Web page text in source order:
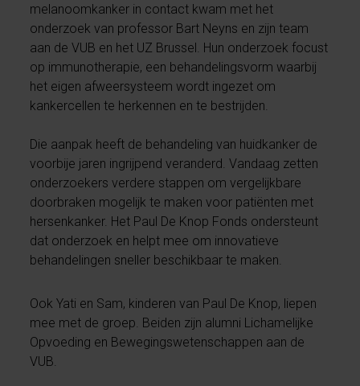
melanoomkanker in contact kwam met het
onderzoek van professor Bart Neyns en zijn team
aan de VUB en het UZ Brussel. Hun onderzoek focust
op immunotherapie, een behandelingsvorm waarbij
het eigen afweersysteem wordt ingezet om
kankercellen te herkennen en te bestrijden.
Die aanpak heeft de behandeling van huidkanker de
voorbije jaren ingrijpend veranderd. Vandaag zetten
onderzoekers verdere stappen om vergelijkbare
doorbraken mogelijk te maken voor patiënten met
hersenkanker. Het Paul De Knop Fonds ondersteunt
dat onderzoek en helpt mee om innovatieve
behandelingen sneller beschikbaar te maken.
Ook Yati en Sam, kinderen van Paul De Knop, liepen
mee met de groep. Beiden zijn alumni Lichamelijke
Opvoeding en Bewegingswetenschappen aan de
VUB.